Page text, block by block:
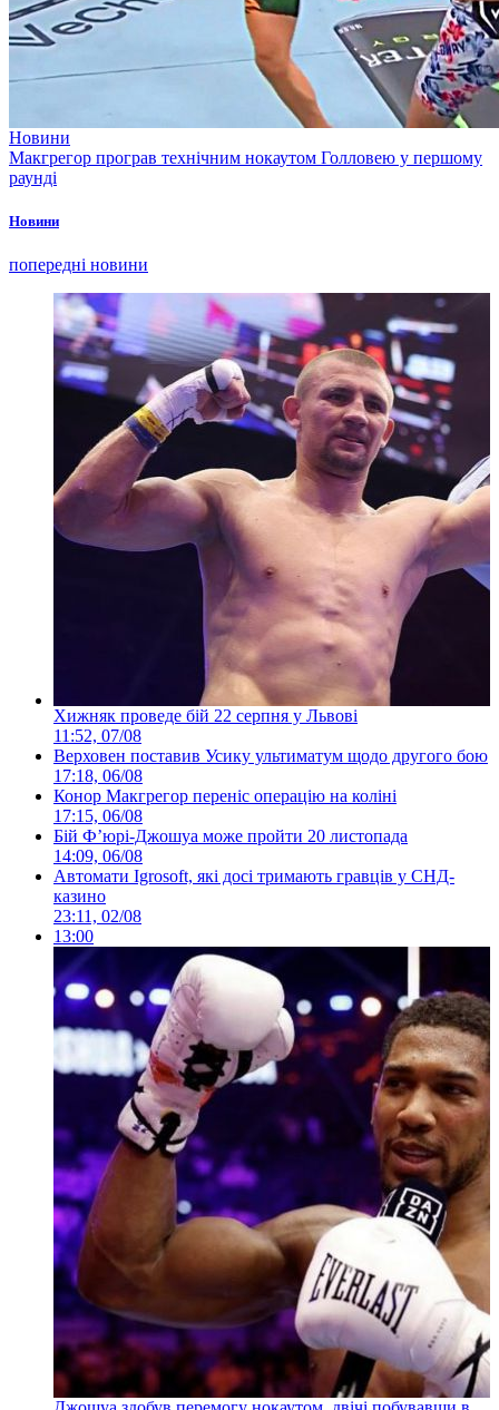
Новини
Макгрегор програв технічним нокаутом Голловею у першому
раунді
Новини
попередні новини
Хижняк проведе бій 22 серпня у Львові
11:52, 07/08
Верховен поставив Усику ультиматум щодо другого бою
17:18, 06/08
Конор Макгрегор переніс операцію на коліні
17:15, 06/08
Бій Ф’юрі-Джошуа може пройти 20 листопада
14:09, 06/08
Автомати Igrosoft, які досі тримають гравців у СНД-
казино
23:11, 02/08
13:00